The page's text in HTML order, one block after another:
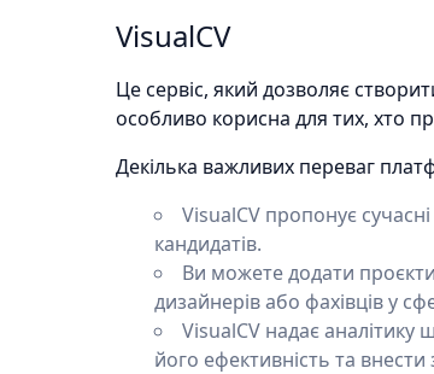
VisualCV
Це сервіс, який дозволяє
особливо корисна для тих, хто
Декілька важливих переваг
VisualCV пропонує
кандидатів.
Ви можете додати
дизайнерів або фахівців у
VisualCV надає
його ефективність та